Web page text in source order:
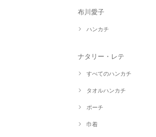
布川愛子
ハンカチ
ナタリー・レテ
すべてのハンカチ
タオルハンカチ
ポーチ
巾着